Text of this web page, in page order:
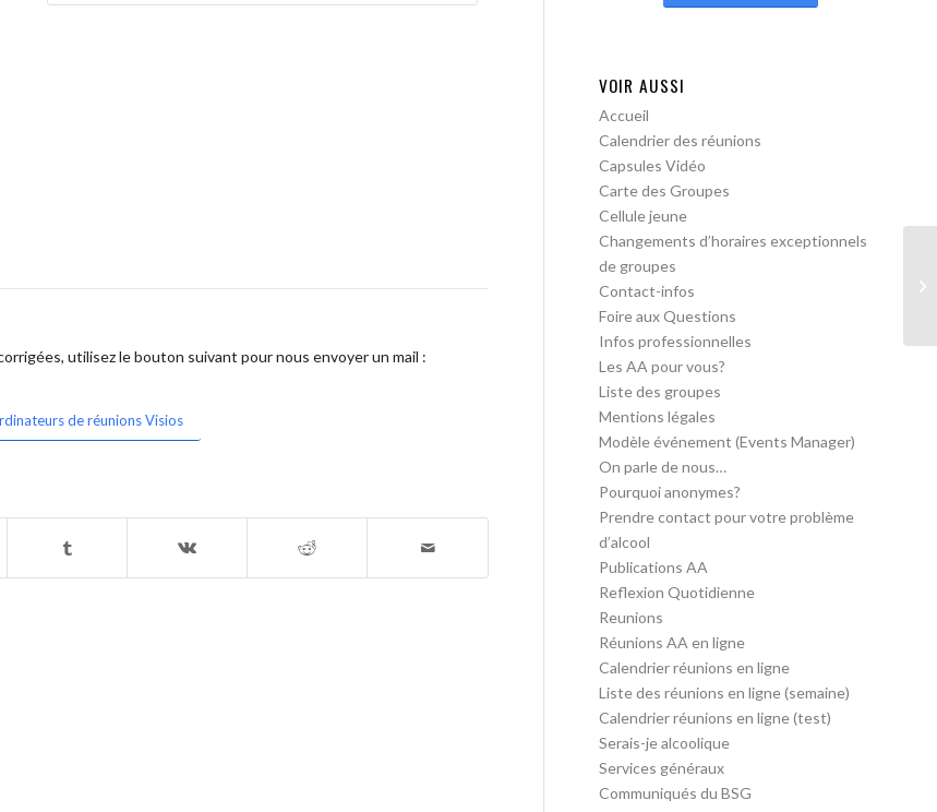
utilisez le bouton suivant pour nous envoyer un mail :
de réunions Visios
VOIR AUSSI
Accueil
Calendrier des réunions
Capsules Vidéo
Carte des Groupes
Cellule jeune
Changements d’horaires exceptionnels
de groupes
Contact-infos
Foire aux Questions
Infos professionnelles
Les AA pour vous?
Liste des groupes
Mentions légales
Modèle événement (Events Manager)
On parle de nous…
Pourquoi anonymes?
Prendre contact pour votre problème
d’alcool
Publications AA
Reflexion Quotidienne
Reunions
Réunions AA en ligne
Calendrier réunions en ligne
Liste des réunions en ligne (semaine)
Calendrier réunions en ligne (test)
Serais-je alcoolique
Services généraux
Communiqués du BSG